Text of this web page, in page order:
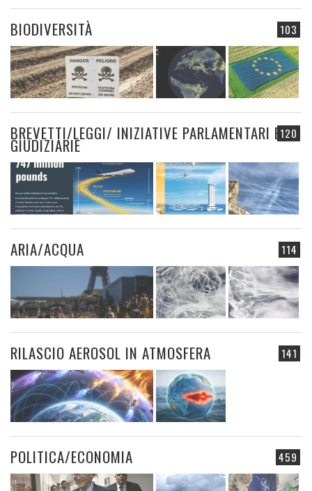
103
BIODIVERSITÀ
120
BREVETTI/LEGGI/ INIZIATIVE PARLAMENTARI E
GIUDIZIARIE
114
ARIA/ACQUA
141
RILASCIO AEROSOL IN ATMOSFERA
459
POLITICA/ECONOMIA